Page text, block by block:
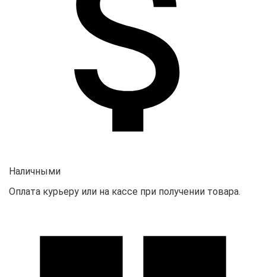
Наличными
Оплата курьеру или на кассе при получении товара.